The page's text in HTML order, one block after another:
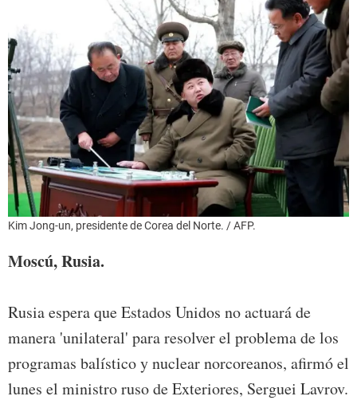
Kim Jong-un, presidente de Corea del Norte. / AFP.
Moscú, Rusia.
Rusia espera que Estados Unidos no actuará de
manera 'unilateral' para resolver el problema de los
programas balístico y nuclear norcoreanos, afirmó el
lunes el ministro ruso de Exteriores, Serguei Lavrov.